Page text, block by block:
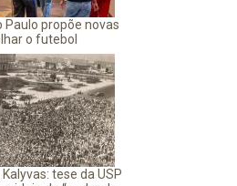
Paulo propõe novas
o futebol
tese da USP